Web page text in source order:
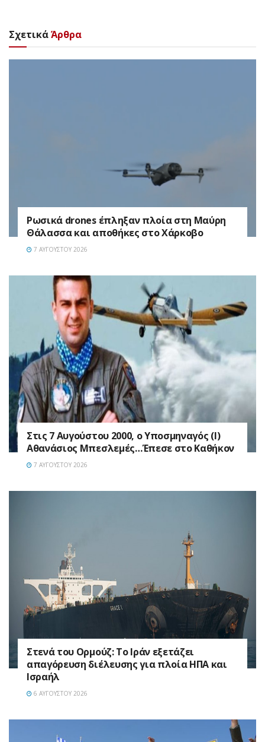
ΣχετικάΆρθρα
Ρωσικά drones έπληξαν πλοία στη Μαύρη
Θάλασσα και αποθήκες στο Χάρκοβο
7 ΑΥΓΟΎΣΤΟΥ 2026
Στις 7 Αυγούστου 2000, ο Υποσμηναγός (Ι)
Αθανάσιος Μπεσλεμές…Έπεσε στο Καθήκον
7 ΑΥΓΟΎΣΤΟΥ 2026
Στενά του Ορμούζ: Το Ιράν εξετάζει
απαγόρευση διέλευσης για πλοία ΗΠΑ και
Ισραήλ
6 ΑΥΓΟΎΣΤΟΥ 2026